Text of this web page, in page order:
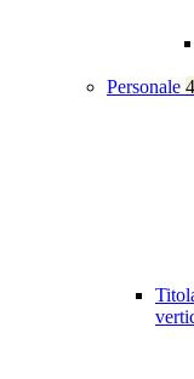
Personale